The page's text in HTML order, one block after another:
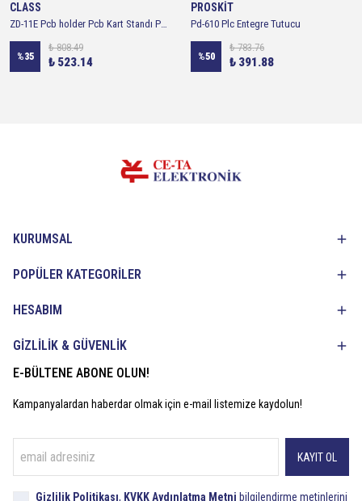
CLASS
ZD-11E Pcb holder Pcb Kart Standı Pcb Devre Tutucu Kart Tutucu Lehimleme Aparatı
%35
₺ 808.49
₺ 523.14
PROSKİT
Pd-610 Plc Entegre Tutucu
%50
₺ 783.76
₺ 391.88
KURUMSAL
POPÜLER KATEGORİLER
HESABIM
GİZLİLİK & GÜVENLİK
E-BÜLTENE ABONE OLUN!
Kampanyalardan haberdar olmak için e-mail listemize kaydolun!
KAYIT OL
Gizlilik Politikası, KVKK Aydınlatma Metni bilgilendirme metinlerini